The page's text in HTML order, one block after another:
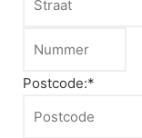
Postcode:*